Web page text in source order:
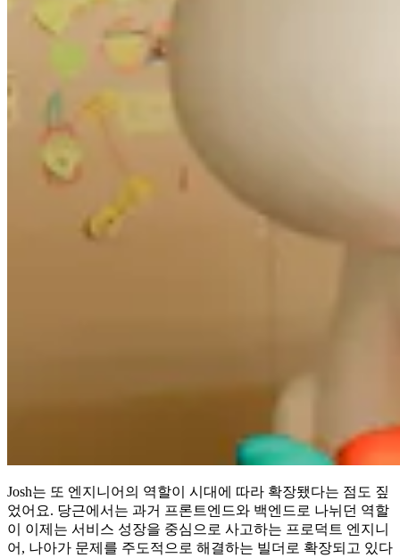
Josh는 또 엔지니어의 역할이 시대에 따라 확장됐다는 점도 짚
었어요. 당근에서는 과거 프론트엔드와 백엔드로 나뉘던 역할
이 이제는 서비스 성장을 중심으로 사고하는 프로덕트 엔지니
어, 나아가 문제를 주도적으로 해결하는 빌더로 확장되고 있다